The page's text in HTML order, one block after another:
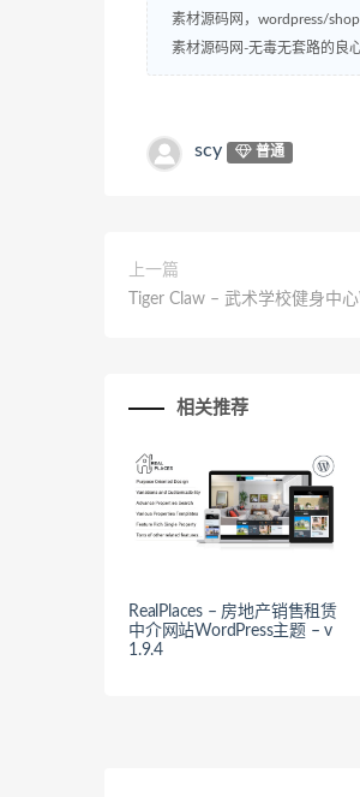
素材源码网，wordpress/
素材源码网-无毒无套路的良
scy 普通
上一篇
Tiger Claw – 武术学校健身中
相关推荐
RealPlaces – 房地产销售租赁
中介网站WordPress主题 – v
1.9.4